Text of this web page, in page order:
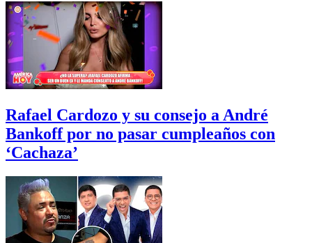
Rafael Cardozo y su consejo a André
Bankoff por no pasar cumpleaños con
‘Cachaza’